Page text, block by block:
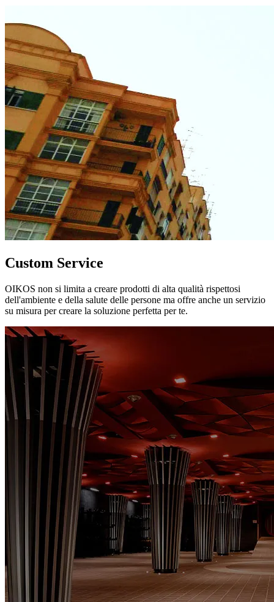
Custom Service
OIKOS non si limita a creare prodotti di alta qualità rispettosi
dell'ambiente e della salute delle persone ma offre anche un servizio
su misura per creare la soluzione perfetta per te.